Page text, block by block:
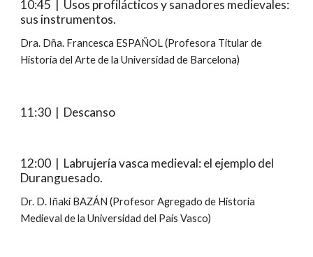
10:45  |  Usos profilácticos y sanadores medievales:
sus instrumentos.
Dra. Dña. Francesca ESPAÑOL (Profesora Titular de
Historia del Arte de la Universidad de Barcelona)
11:30  |  Descanso
12:00  |  Labrujería vasca medieval: el ejemplo del
Duranguesado.
Dr. D. Iñaki BAZÁN (Profesor Agregado de Historia
Medieval de la Universidad del País Vasco)